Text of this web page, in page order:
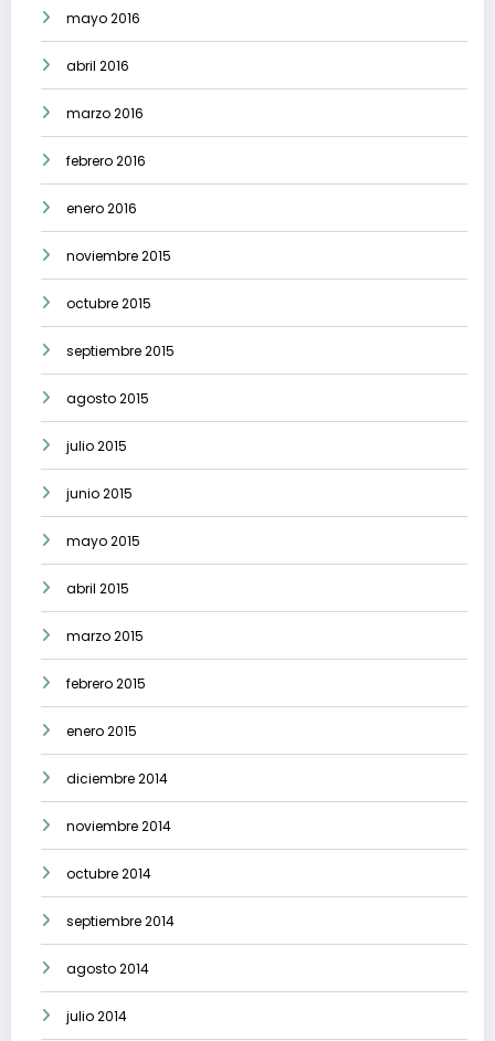
mayo 2016
abril 2016
marzo 2016
febrero 2016
enero 2016
noviembre 2015
octubre 2015
septiembre 2015
agosto 2015
julio 2015
junio 2015
mayo 2015
abril 2015
marzo 2015
febrero 2015
enero 2015
diciembre 2014
noviembre 2014
octubre 2014
septiembre 2014
agosto 2014
julio 2014